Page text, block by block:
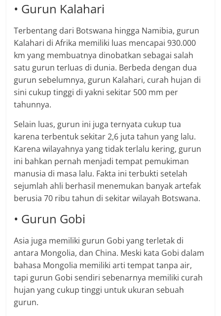
• Gurun Kalahari
Terbentang dari Botswana hingga Namibia, gurun
Kalahari di Afrika memiliki luas mencapai 930.000
km yang membuatnya dinobatkan sebagai salah
satu gurun terluas di dunia. Berbeda dengan dua
gurun sebelumnya, gurun Kalahari, curah hujan di
sini cukup tinggi di yakni sekitar 500 mm per
tahunnya.
Selain luas, gurun ini juga ternyata cukup tua
karena terbentuk sekitar 2,6 juta tahun yang lalu.
Karena wilayahnya yang tidak terlalu kering, gurun
ini bahkan pernah menjadi tempat pemukiman
manusia di masa lalu. Fakta ini terbukti setelah
sejumlah ahli berhasil menemukan banyak artefak
berusia 70 ribu tahun di sekitar wilayah Botswana.
• Gurun Gobi
Asia juga memiliki gurun Gobi yang terletak di
antara Mongolia, dan China. Meski kata Gobi dalam
bahasa Mongolia memiliki arti tempat tanpa air,
tapi gurun Gobi sendiri sebenarnya memiliki curah
hujan yang cukup tinggi untuk ukuran sebuah
gurun.